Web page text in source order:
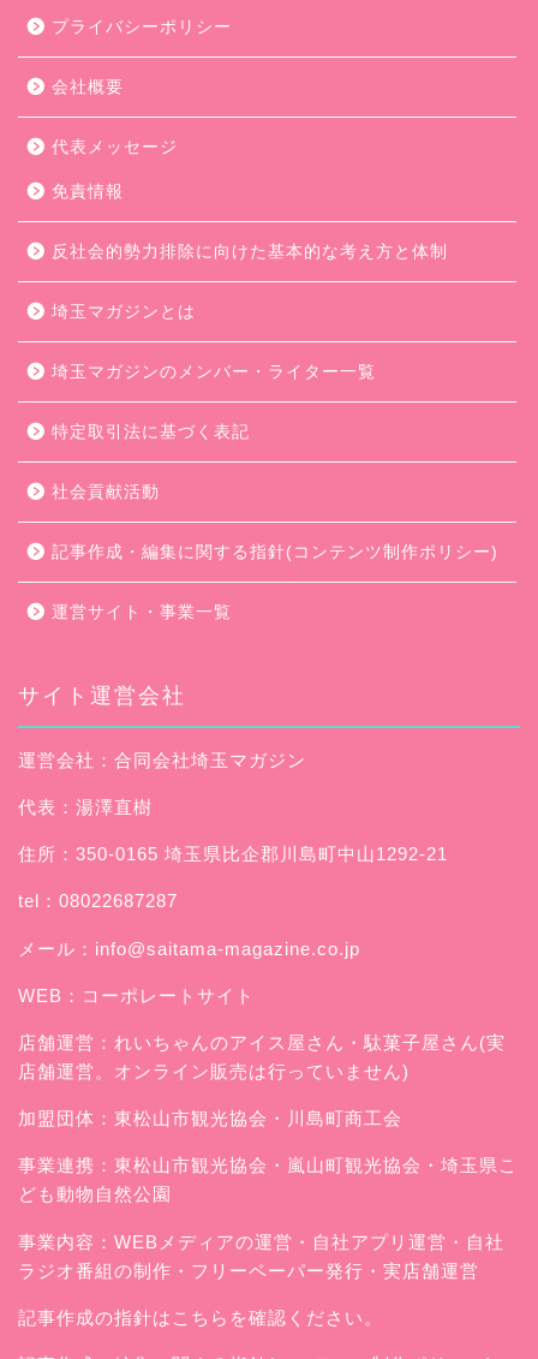
プライバシーポリシー
会社概要
代表メッセージ
免責情報
反社会的勢力排除に向けた基本的な考え方と体制
埼玉マガジンとは
埼玉マガジンのメンバー・ライター一覧
特定取引法に基づく表記
社会貢献活動
記事作成・編集に関する指針(コンテンツ制作ポリシー)
運営サイト・事業一覧
サイト運営会社
運営会社：合同会社埼玉マガジン
代表：湯澤直樹
住所：350-0165 埼玉県比企郡川島町中山1292-21
tel：08022687287
メール： info@saitama-magazine.co.jp
WEB： コーポレートサイト
店舗運営： れいちゃんのアイス屋さん ・駄菓子屋さん(実
店舗運営。オンライン販売は行っていません)
加盟団体：東松山市観光協会・川島町商工会
事業連携：東松山市観光協会・嵐山町観光協会・埼玉県こ
ども動物自然公園
事業内容：WEBメディアの運営・自社アプリ運営・自社
ラジオ番組の制作・フリーペーパー発行・実店舗運営
記事作成の指針はこちらを確認ください。